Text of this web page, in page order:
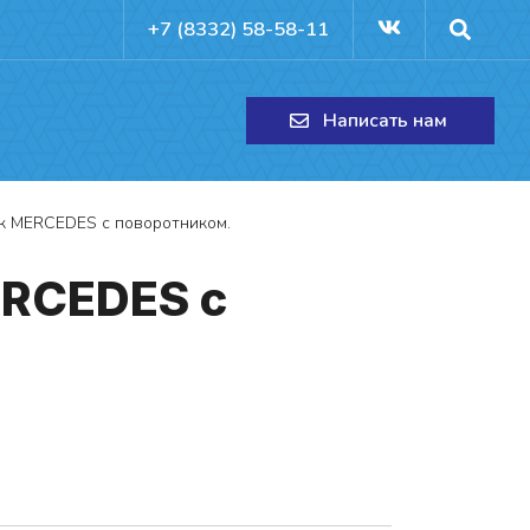
+7 (8332) 58-58-11
Написать нам
с поворотником.
с